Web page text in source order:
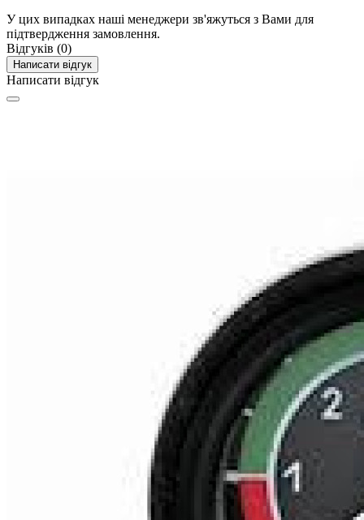
У цих випадках наші менеджери зв'яжуться з Вами для
підтвердження замовлення.
Відгуків (0)
Написати відгук
Написати відгук